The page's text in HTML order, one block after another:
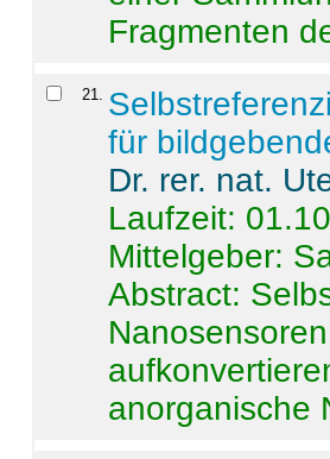
Fragmenten
21
für
Dr. rer. nat.
Laufzeit:
Mittelgeber:
Abstract:
anorganische